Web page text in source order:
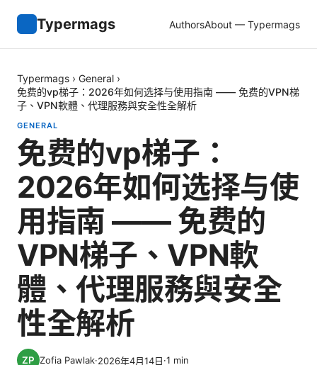
Typermags AuthorsAbout — Typermags
Typermags › General ›
免费的vp梯子：2026年如何选择与使用指南 —— 免费的VPN梯
子、VPN軟體、代理服務與安全性全解析
GENERAL
免费的vp梯子：
2026年如何选择与使
用指南 —— 免费的
VPN梯子、VPN軟
體、代理服務與安全
性全解析
Zofia Pawlak·2026年4月14日·1 min